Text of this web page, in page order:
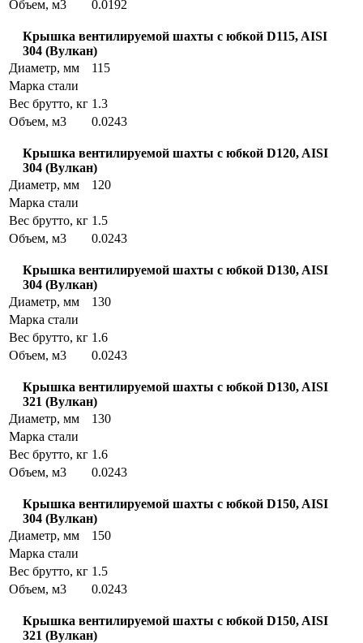
Объем, м3 0.0192
Крышка вентилируемой шахты с юбкой D115, AISI
304 (Вулкан)
Диаметр, мм
115
Марка стали
Вес брутто, кг 1.3
Объем, м3
0.0243
Крышка вентилируемой шахты с юбкой D120, AISI
304 (Вулкан)
Диаметр, мм
120
Марка стали
Вес брутто, кг 1.5
Объем, м3
0.0243
Крышка вентилируемой шахты с юбкой D130, AISI
304 (Вулкан)
Диаметр, мм
130
Марка стали
Вес брутто, кг 1.6
Объем, м3
0.0243
Крышка вентилируемой шахты с юбкой D130, AISI
321 (Вулкан)
Диаметр, мм
130
Марка стали
Вес брутто, кг 1.6
Объем, м3
0.0243
Крышка вентилируемой шахты с юбкой D150, AISI
304 (Вулкан)
Диаметр, мм
150
Марка стали
Вес брутто, кг 1.5
Объем, м3
0.0243
Крышка вентилируемой шахты с юбкой D150, AISI
321 (Вулкан)